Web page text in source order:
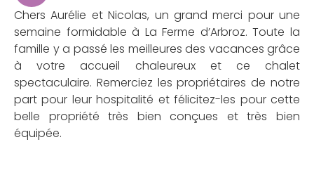
Chers Aurélie et Nicolas, un grand merci pour une
semaine formidable à La Ferme d’Arbroz. Toute la
famille y a passé les meilleures des vacances grâce
à votre accueil chaleureux et ce chalet
spectaculaire. Remerciez les propriétaires de notre
part pour leur hospitalité et félicitez-les pour cette
belle propriété très bien conçues et très bien
équipée.